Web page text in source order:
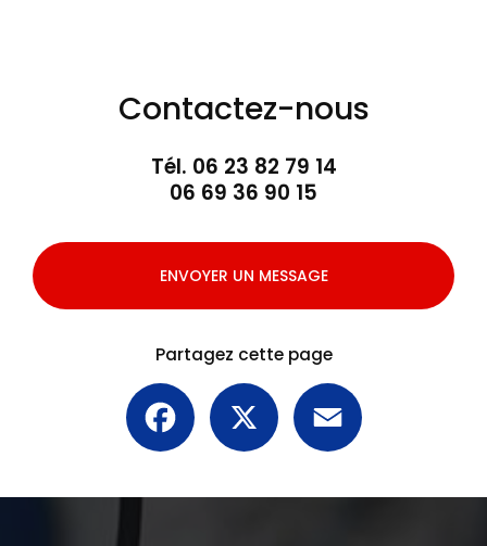
Contactez-nous
Tél. 06 23 82 79 14
06 69 36 90 15
ENVOYER UN MESSAGE
Partagez cette page
Facebook